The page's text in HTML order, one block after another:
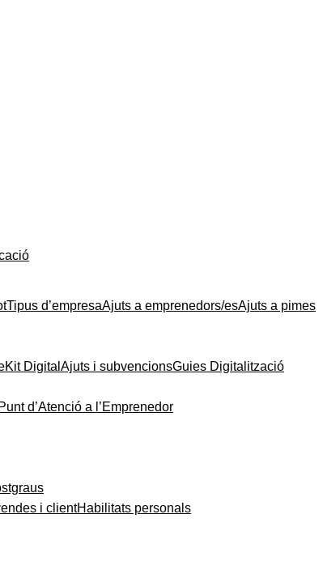
Tipus d’empresaAjuts a emprenedors/esAjuts a pimes
Kit Digital Ajuts i subvencionsGuies Digitalització
d’Atenció a l’Emprenedor
i clientHabilitats personals